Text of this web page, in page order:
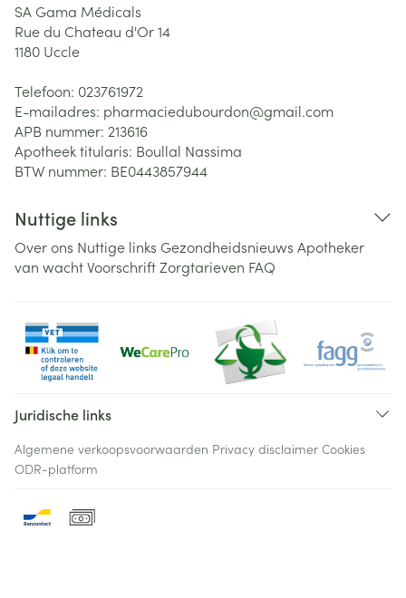
SA Gama Médicals
Rue du Chateau d'Or 14
1180 Uccle
Telefoon: 023761972
E-mailadres: pharmaciedubourdon@gmail.com
APB nummer: 213616
Apotheek titularis: Boullal Nassima
BTW nummer: BE0443857944
Nuttige links
Over ons Nuttige links Gezondheidsnieuws Apotheker
van wachtVoorschriftZorgtarieven FAQ
Juridische links
Algemene verkoopsvoorwaarden Privacy disclaimer Cookies
ODR-platform